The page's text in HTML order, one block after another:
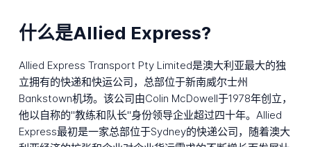
什么是Allied Express?
Allied Express Transport Pty Limited是澳大利亚最大的独
立拥有的快递和快运公司，总部位于新南威尔士州
Bankstown机场。该公司由Colin McDowell于1978年创立，
他以自称的"教练和队长"身份领导企业超过四十年。Allied
Express最初是一家总部位于Sydney的快递公司，随着澳大